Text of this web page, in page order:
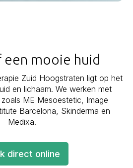
een mooie huid
Zuid Hoogstraten ligt op het
en lichaam. We werken met
ME Mesoestetic, Image
Barcelona, Skinderma en
Medixa.
direct online